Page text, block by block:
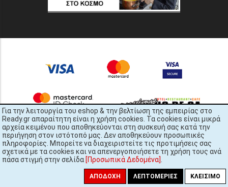
Για την λειτουργία του eshop & την βελτίωση της εμπειρίας στο
Ready.gr απαραίτητη είναι η χρήση cookies. Τα cookies είναι μικρά
αρχεία κειμένου που αποθηκεύονται στη συσκευή σας κατά την
περιήγηση στον ιστότοπό μας. Δεν αποθηκεύουν προσωπικές
πληροφορίες. Μπορείτε να διαχειριστείτε τις προτιμήσεις σας
σχετικά με τα cookies και να απενεργοποιήσετε τη χρήση τους ανά
πάσα στιγμή στην σελίδα [Προσωπικά Δεδομένα]
ΑΠΟΔΟΧΉ ΛΕΠΤΟΜΈΡΙΕΣ ΚΛΕΊΣΙΜΟ
READY.gr © 2022 | All Rights Reserved
448x2696